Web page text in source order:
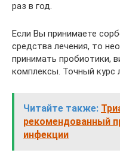
раз в год.
Если Вы принимаете
средства лечения, то
принимать пробиотики,
комплексы. Точный курс
Читайте также:
рекомендованный
инфекции